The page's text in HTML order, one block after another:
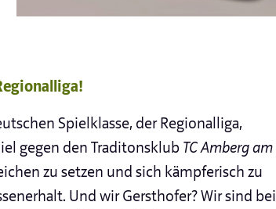
Spielklasse, der Regionalliga,
gegen den Traditonsklub TC Amberg am
zu setzen und sich kämpferisch zu
Und wir Gersthofer? Wir sind bei